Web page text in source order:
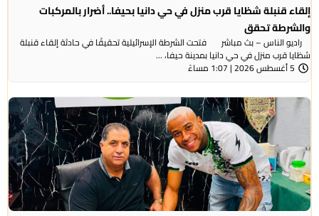
إلقاء قنبلة شظايا قرب منزل في حي دانيا بحيفا.. أضرار بالمركبات
والشرطة تحقق
راديو الناس – بث مباشر فتحت الشرطة الإسرائيلية تحقيقًا في حادثة إلقاء قنبلة
شظايا قرب منزل في حي دانيا بمدينة حيفا، ...
5 أغسطس 2026 | 1:07 مساءً